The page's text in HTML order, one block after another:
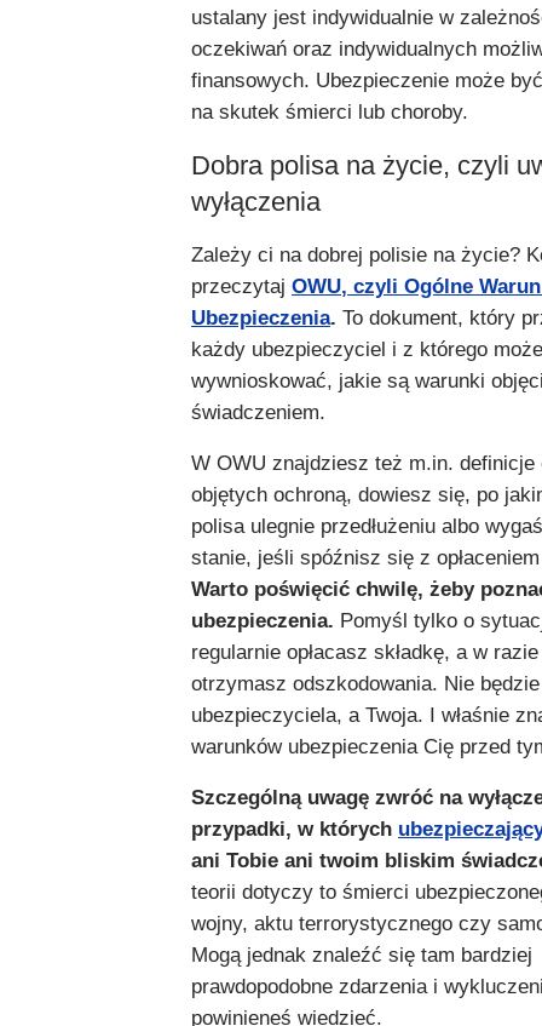
ustalany jest indywidualnie w
oczekiwań oraz indywidualnych
finansowych. Ubezpieczenie może
na skutek śmierci lub choroby.
Dobra polisa na życie, czyli
wyłączenia
Zależy ci na dobrej polisie na życie?
przeczytaj OWU, czyli Ogólne
Ubezpieczenia. To dokument, który
każdy ubezpieczyciel i z którego
wywnioskować, jakie są warunki
świadczeniem.
W OWU znajdziesz też m.in. definicje
objętych ochroną, dowiesz się, po
polisa ulegnie przedłużeniu albo
stanie, jeśli spóźnisz się z
Warto poświęcić chwilę, żeby
ubezpieczenia. Pomyśl tylko o
regularnie opłacasz składkę, a w
otrzymasz odszkodowania. Nie
ubezpieczyciela, a Twoja. I właśnie
warunków ubezpieczenia Cię przed
Szczególną uwagę zwróć na
przypadki, w których
ani Tobie ani twoim bliskim
teorii dotyczy to śmierci
wojny, aktu terrorystycznego czy
Mogą jednak znaleźć się tam bardziej
prawdopodobne zdarzenia i
powinieneś wiedzieć.